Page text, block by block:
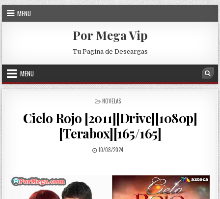
Skip to content
MENU
Por Mega Vip
Tu Pagina de Descargas
MENU
POSTED IN
NOVELAS
Cielo Rojo [2011][Drive][1080p]
[Terabox][165/165]
PUBLISHED DATE:
10/08/2024